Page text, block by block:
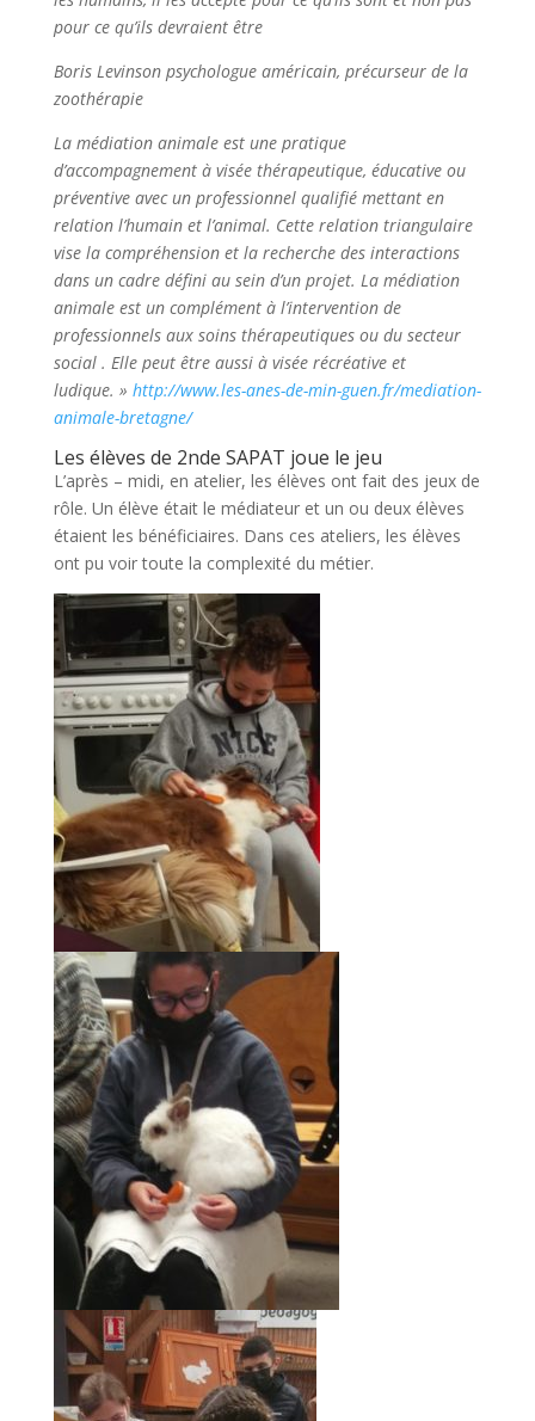
pour ce qu’ils devraient être
Boris Levinson psychologue américain, précurseur de la
zoothérapie
La médiation animale est une pratique
d’accompagnement à visée thérapeutique, éducative ou
préventive avec un professionnel qualifié mettant en
relation l’humain et l’animal. Cette relation triangulaire
vise la compréhension et la recherche des interactions
dans un cadre défini au sein d’un projet. La médiation
animale est un complément à l’intervention de
professionnels aux soins thérapeutiques ou du secteur
social . Elle peut être aussi à visée récréative et
ludique. » http://www.les-anes-de-min-guen.fr/mediation-
animale-bretagne/
Les élèves de 2nde SAPAT joue le jeu
L’après – midi, en atelier, les élèves ont fait des jeux de
rôle. Un élève était le médiateur et un ou deux élèves
étaient les bénéficiaires. Dans ces ateliers, les élèves
ont pu voir toute la complexité du métier.